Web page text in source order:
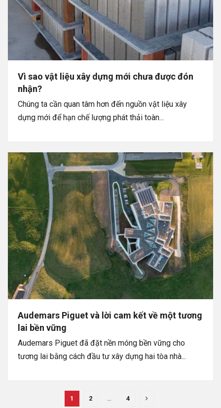
Vì sao vật liệu xây dựng mới chưa được đón
nhận?
Chúng ta cần quan tâm hơn đến nguồn vật liệu xây
dựng mới để hạn chế lượng phát thải toàn...
Audemars Piguet và lời cam kết về một tương
lai bền vững
Audemars Piguet đã đặt nền móng bền vững cho
tương lai bằng cách đầu tư xây dựng hai tòa nhà...
1 2 … 4